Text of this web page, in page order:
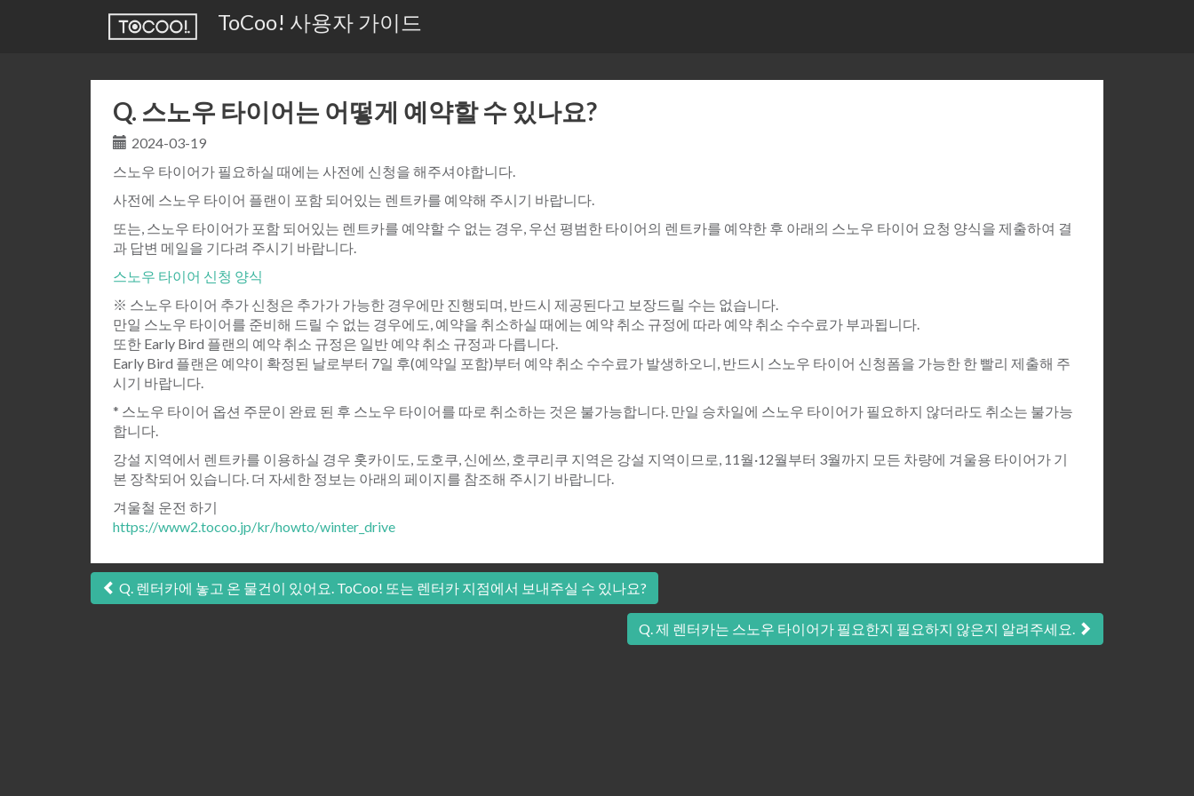
ToCoo! 사용자 가이드
Q. 스노우 타이어는 어떻게 예약할 수 있나요?
2024-03-19
스노우 타이어가 필요하실 때에는 사전에 신청을 해주셔야합니다.
사전에 스노우 타이어 플랜이 포함 되어있는 렌트카를 예약해 주시기 바랍니다.
또는, 스노우 타이어가 포함 되어있는 렌트카를 예약할 수 없는 경우, 우선 평범한 타이어의 렌트카를 예약한 후 아래의 스노우 타이어 요청 양식을 제출하여 결
과 답변 메일을 기다려 주시기 바랍니다.
스노우 타이어 신청 양식
※ 스노우 타이어 추가 신청은 추가가 가능한 경우에만 진행되며, 반드시 제공된다고 보장드릴 수는 없습니다.
만일 스노우 타이어를 준비해 드릴 수 없는 경우에도, 예약을 취소하실 때에는 예약 취소 규정에 따라 예약 취소 수수료가 부과됩니다.
또한 Early Bird 플랜의 예약 취소 규정은 일반 예약 취소 규정과 다릅니다.
Early Bird 플랜은 예약이 확정된 날로부터 7일 후(예약일 포함)부터 예약 취소 수수료가 발생하오니, 반드시 스노우 타이어 신청폼을 가능한 한 빨리 제출해 주
시기 바랍니다.
* 스노우 타이어 옵션 주문이 완료 된 후 스노우 타이어를 따로 취소하는 것은 불가능합니다. 만일 승차일에 스노우 타이어가 필요하지 않더라도 취소는 불가능
합니다.
강설 지역에서 렌트카를 이용하실 경우 홋카이도, 도호쿠, 신에쓰, 호쿠리쿠 지역은 강설 지역이므로, 11월·12월부터 3월까지 모든 차량에 겨울용 타이어가 기
본 장착되어 있습니다. 더 자세한 정보는 아래의 페이지를 참조해 주시기 바랍니다.
겨울철 운전 하기
https://www2.tocoo.jp/kr/howto/winter_drive
글 Q. 렌터카에 놓고 온 물건이 있어요. ToCoo! 또는 렌터카 지점에서 보내주실 수 있나요?
Q. 제 렌터카는 스노우 타이어가 필요한지 필요하지 않은지 알려주세요.